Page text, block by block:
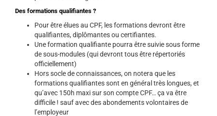
Des formations qualifiantes ?
Pour être élues au CPF, les formations devront être
qualifiantes, diplômantes ou certifiantes.
Une formation qualifiante pourra être suivie sous forme
de sous-modules (qui devront tous être répertoriés
officiellement)
Hors socle de connaissances, on notera que les
formations qualifiantes sont en général très longues, et
qu’avec 150h maxi sur son compte CPF… ça va être
difficile ! sauf avec des abondements volontaires de
l’employeur